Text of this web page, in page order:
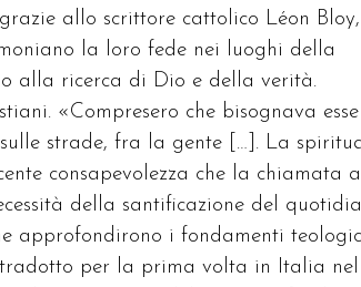
allo scrittore cattolico Léon Bloy,
la loro fede nei luoghi della
alla ricerca di Dio e della verità.
«Compresero che bisognava
strade, fra la gente […]. La
consapevolezza che la chiamata
della santificazione del
approfondirono i fondamenti
per la prima volta in Italia nel